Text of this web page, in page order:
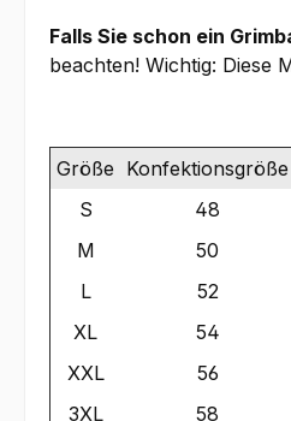
Falls Sie schon ein
beachten! Wichtig: Diese
Größe Konfektionsgröße
S
48
M
50
L
52
XL
54
XXL
56
3XL
58